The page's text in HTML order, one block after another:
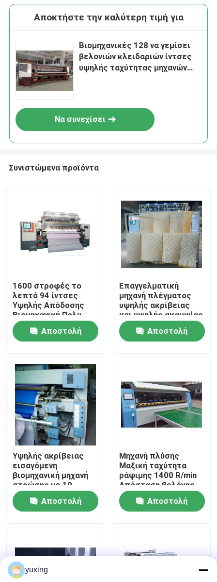
Σπίτι
Προϊόντα
Βίντεο
Εμφάνιση VR
Σχετικά με εμάς
Επισκεψή εργοστασίου
Έλεγχος Ποιότητας
Ειδήσεις
Υποθέσεις
Αποκτήστε την καλύτερη τιμή για
Βιομηχανικές 128 να γεμίσει
βελονιών κλειδαριών ίντσες
υψηλής ταχύτητας μηχανών
Να συνεχίσει
Συνιστώμενα προϊόντα
1600 στροφές το
λεπτό 94 ίντσες
Υψηλής Απόδοσης
Βιομηχανική Πολυ-
Νύκλα Quilter με
αυτόματο σύστημα
λίπανσης
Αποστολή
Επαγγελματική
μηχανή πλέγματος
υψηλής ακρίβειας
και υψηλής ακαμψίας
με εισαγόμενη ράβδο
βίδας
Αποστολή
Υψηλής ακρίβειας
εισαγόμενη
βιομηχανική μηχανή
στρώσης με 19
βελόνες και 1
Αποστολή
Μηχανή πλύσης
Μαξική ταχύτητα
ράψιμης 1400 R/min
Απόσταση βελόνας
25,4 mm για
επαγγελματική
πλύση
Αποστολή
yuxing